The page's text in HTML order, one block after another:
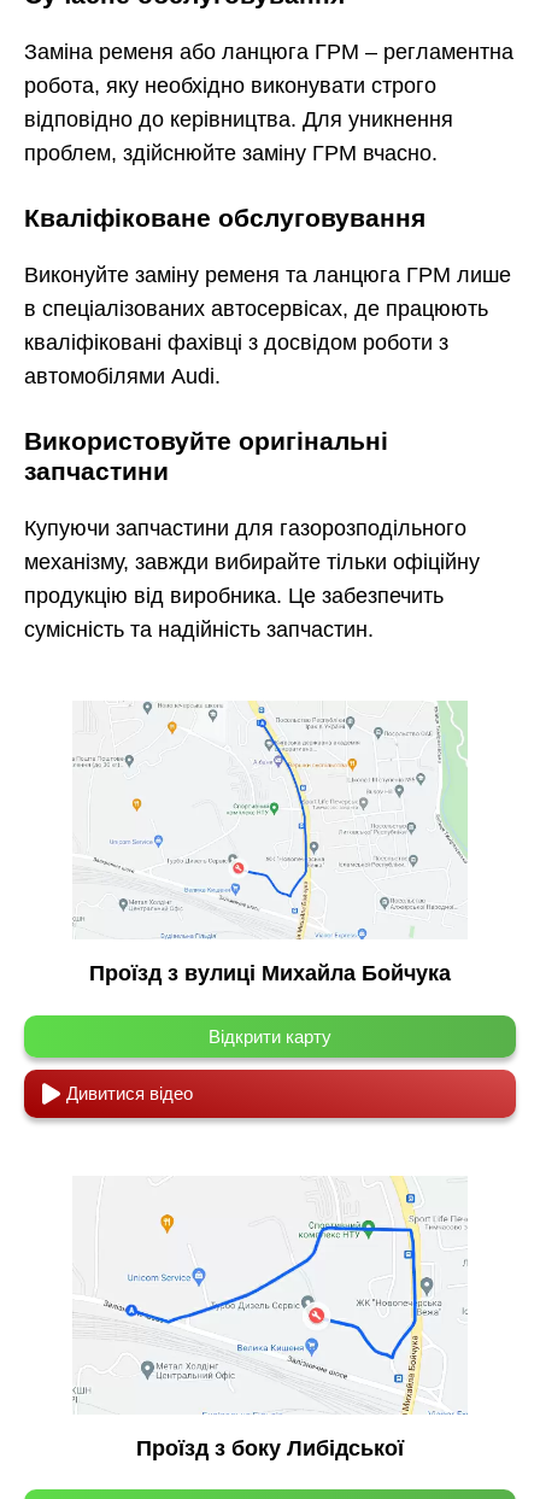
Заміна ременя або ланцюга ГРМ – регламентна
робота, яку необхідно виконувати строго
відповідно до керівництва. Для уникнення
проблем, здійснюйте заміну ГРМ вчасно.
Кваліфіковане обслуговування
Виконуйте заміну ременя та ланцюга ГРМ лише
в спеціалізованих автосервісах, де працюють
кваліфіковані фахівці з досвідом роботи з
автомобілями Audi.
Використовуйте оригінальні
запчастини
Купуючи запчастини для газорозподільного
механізму, завжди вибирайте тільки офіційну
продукцію від виробника. Це забезпечить
сумісність та надійність запчастин.
Проїзд з вулиці Михайла Бойчука
Дивитися відео
Відкрити карту
Проїзд з боку Либідської